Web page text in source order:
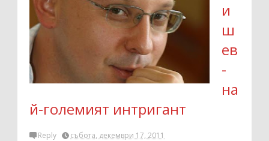
и
ш
ев
-
на
й-големият интригант
Reply събота, декември 17, 2011